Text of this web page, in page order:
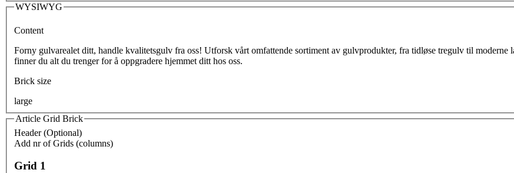
WYSIWYG
Content
Forny gulvarealet ditt, handle kvalitetsgulv fra oss! Utforsk vårt omfattende sortiment av gulvprodukter, fra tidløse tregulv til
finner du alt du trenger for å oppgradere hjemmet ditt hos oss.
Brick size
large
Article Grid Brick
Header (Optional)
Add nr of Grids (columns)
Grid 1